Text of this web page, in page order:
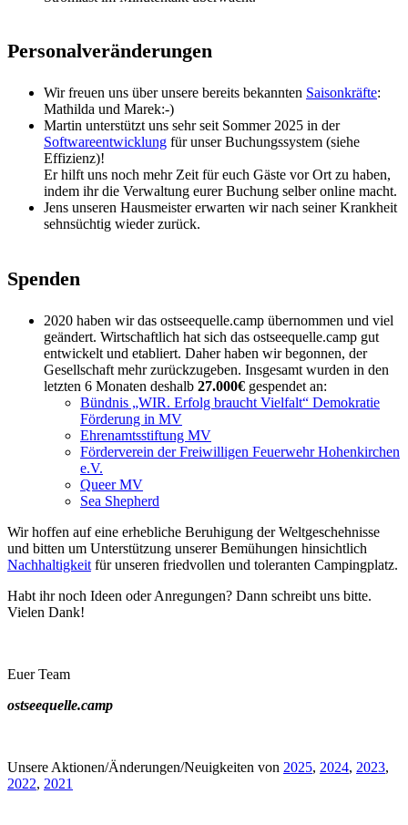
Personalveränderungen
Wir freuen uns über unsere bereits bekannten Saisonkräfte:
Mathilda und Marek:-)
Martin unterstützt uns sehr seit Sommer 2025 in der
Softwareentwicklung für unser Buchungssystem (siehe
Effizienz)!
Er hilft uns noch mehr Zeit für euch Gäste vor Ort zu haben,
indem ihr die Verwaltung eurer Buchung selber online macht.
Jens unseren Hausmeister erwarten wir nach seiner Krankheit
sehnsüchtig wieder zurück.
Spenden
2020 haben wir das ostseequelle.camp übernommen und viel
geändert. Wirtschaftlich hat sich das ostseequelle.camp gut
entwickelt und etabliert. Daher haben wir begonnen, der
Gesellschaft mehr zurückzugeben. Insgesamt wurden in den
letzten 6 Monaten deshalb 27.000€ gespendet an:
Bündnis „WIR. Erfolg braucht Vielfalt“ Demokratie
Förderung in MV
Ehrenamtsstiftung MV
Förderverein der Freiwilligen Feuerwehr Hohenkirchen
e.V.
Queer MV
Sea Shepherd
Wir hoffen auf eine erhebliche Beruhigung der Weltgeschehnisse
und bitten um Unterstützung unserer Bemühungen hinsichtlich
Nachhaltigkeit für unseren friedvollen und toleranten Campingplatz.
Habt ihr noch Ideen oder Anregungen? Dann schreibt uns bitte.
Vielen Dank!
Euer Team
ostseequelle.camp
Unsere Aktionen/Änderungen/Neuigkeiten von 2025, 2024, 2023,
2022, 2021